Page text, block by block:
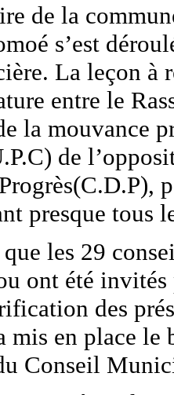
de la
s’est
La leçon à
entre le
la mouvance
de
presque tous
les 29
ont été
des
mis en place le
Conseil